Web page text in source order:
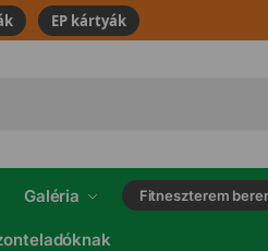
EP kártyák
Galéria Fitneszterem